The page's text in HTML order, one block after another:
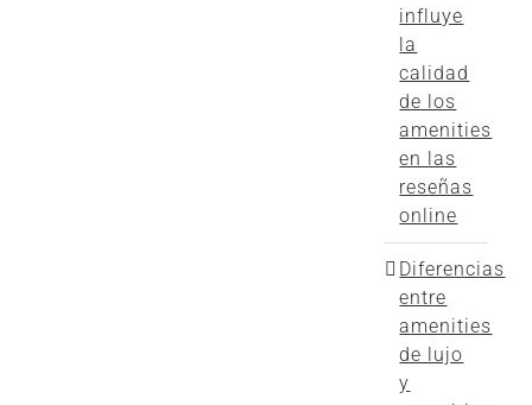
influye
la
calidad
de los
amenities
en las
reseñas
online
Diferencias
entre
amenities
de lujo
y